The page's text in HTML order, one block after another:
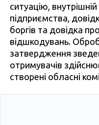
ситуацію,
підприємства,
боргів та довідка
відшкодувань.
затвердження
отримувачів
створені обласні